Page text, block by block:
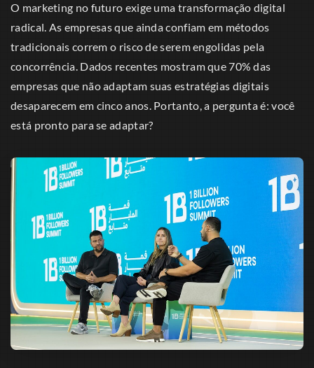
O marketing no futuro exige uma transformação digital
radical. As empresas que ainda confiam em métodos
tradicionais correm o risco de serem engolidas pela
concorrência. Dados recentes mostram que 70% das
empresas que não adaptam suas estratégias digitais
desaparecem em cinco anos. Portanto, a pergunta é: você
está pronto para se adaptar?